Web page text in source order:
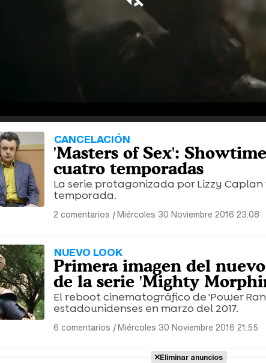
CANCELACIÓN
'Masters of Sex':
cuatro temporadas
La serie protagonizada por Lizzy
temporada.
2 comentarios |Miércoles 30 Noviembre 2016 23:08
NUEVO LOOK
Primera imagen del
de la serie 'Mighty
El reboot cinematográfico de 'Power
estadounidenses en marzo del 2017.
6 comentarios |Miércoles 30 Noviembre 2016 21:55
Eliminar anuncios